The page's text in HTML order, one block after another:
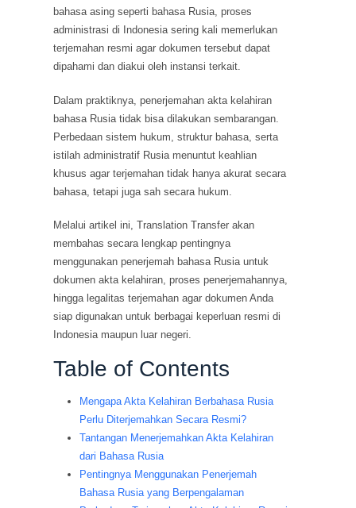
bahasa asing seperti bahasa Rusia, proses
administrasi di Indonesia sering kali memerlukan
terjemahan resmi agar dokumen tersebut dapat
dipahami dan diakui oleh instansi terkait.
Dalam praktiknya, penerjemahan akta kelahiran
bahasa Rusia tidak bisa dilakukan sembarangan.
Perbedaan sistem hukum, struktur bahasa, serta
istilah administratif Rusia menuntut keahlian
khusus agar terjemahan tidak hanya akurat secara
bahasa, tetapi juga sah secara hukum.
Melalui artikel ini, Translation Transfer akan
membahas secara lengkap pentingnya
menggunakan penerjemah bahasa Rusia untuk
dokumen akta kelahiran, proses penerjemahannya,
hingga legalitas terjemahan agar dokumen Anda
siap digunakan untuk berbagai keperluan resmi di
Indonesia maupun luar negeri.
Table of Contents
Mengapa Akta Kelahiran Berbahasa Rusia
Perlu Diterjemahkan Secara Resmi?
Tantangan Menerjemahkan Akta Kelahiran
dari Bahasa Rusia
Pentingnya Menggunakan Penerjemah
Bahasa Rusia yang Berpengalaman